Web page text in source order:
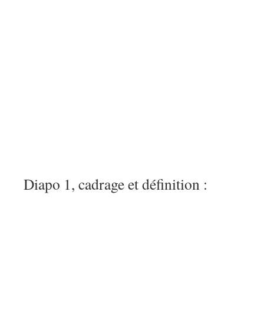
Diapo 1, cadrage et définition :